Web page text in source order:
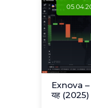
Exnova –
यह (2025)